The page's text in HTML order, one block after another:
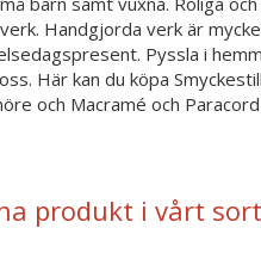
Handgjorda verk är
Pyssla i
Här kan du köpa
och Macramé och
produkt i vårt